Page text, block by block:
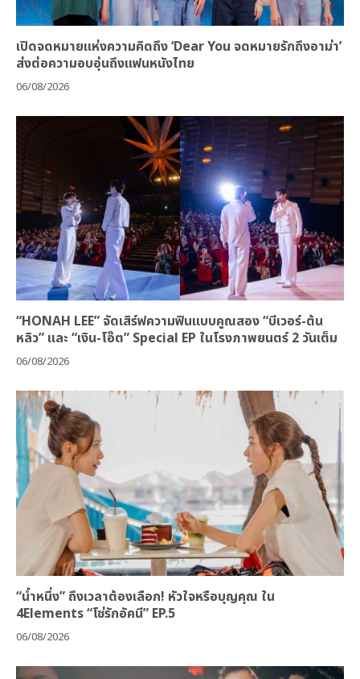
เปิดจดหมายแห่งความคิดถึง ‘Dear You จดหมายรักถึงอาม่า’
ส่งต่อความอบอุ่นถึงแฟนหนังไทย
06/08/2026
“HONAH LEE” จัดเสิร์ฟความฟินแบบคูณสอง “บีเวอร์-ต้น
หลิว” และ “เงิน-โอ๊ต” Special EP ในโรงภาพยนตร์ 2 วันเต็ม
06/08/2026
“น้ำหนึ่ง” ถึงเวลาต้องเลือก! หัวใจหรือบุญคุณ ใน
4Elements “โซ่รักอัคนี” EP.5
06/08/2026